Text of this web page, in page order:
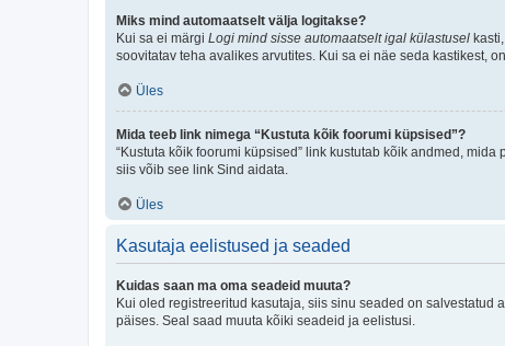
Miks mind automaatselt välja logitakse?
Kui sa ei märgi Logi mind sisse automaatselt igal külastusel
soovitatav teha avalikes arvutites. Kui sa ei näe seda kastikest,
Üles
Mida teeb link nimega “Kustuta kõik foorumi küpsised”?
“Kustuta kõik foorumi küpsised” link kustutab kõik andmed,
siis võib see link Sind aidata.
Üles
Kasutaja eelistused ja seaded
Kuidas saan ma oma seadeid muuta?
Kui oled registreeritud kasutaja, siis sinu seaded on
päises. Seal saad muuta kõiki seadeid ja eelistusi.